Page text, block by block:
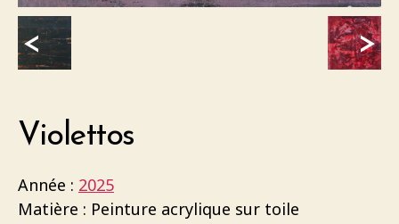
< >
Violettos
Année : 2025
Matière : Peinture acrylique sur toile